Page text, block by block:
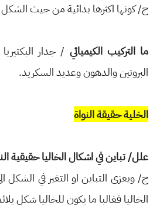
ج/ كونها اكثرها بدائية من حيث الشكل
ما التركيب الكيميائي / جدار
البروتين والدهون وعديد السكريد.
الخلية حقيقة النواة
علل/ تباين في اشكال الخاليا حقيقية
ج/ ويعزى التباين او التغير في الشكل
الخاليا فغالبا ما يكون للخاليا شكل